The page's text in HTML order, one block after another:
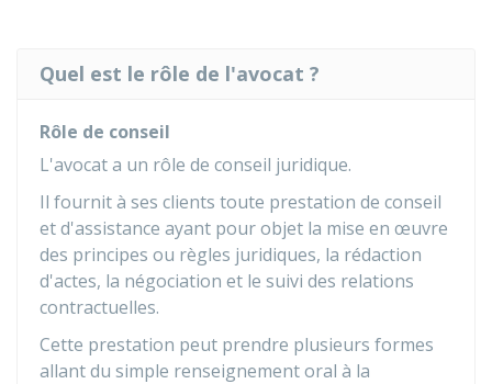
Quel est le rôle de l'avocat ?
Rôle de conseil
L'avocat a un rôle de conseil juridique.
Il fournit à ses clients toute prestation de conseil
et d'assistance ayant pour objet la mise en œuvre
des principes ou règles juridiques, la rédaction
d'actes, la négociation et le suivi des relations
contractuelles.
Cette prestation peut prendre plusieurs formes
allant du simple renseignement oral à la